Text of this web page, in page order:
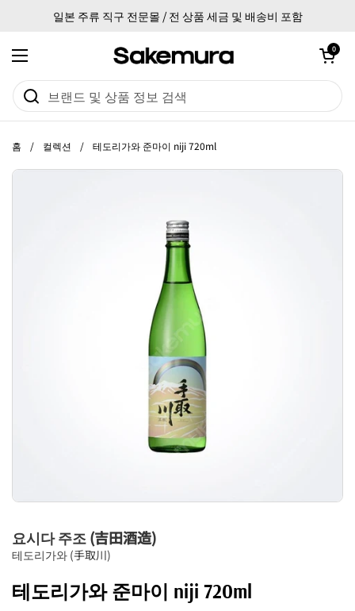
일본 주류 직구 전문몰 / 전 상품 세금 및 배송비 포함
메뉴 열기
카트 열기
0
홈 / 컬렉션 / 테도리가와 준마이 niji 720ml
요시다 주조 (吉田酒造)
테도리가와 (手取川)
테도리가와 준마이 niji 720ml